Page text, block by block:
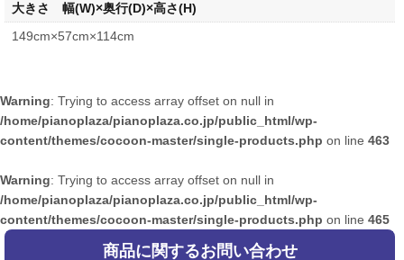
大きさ 幅(W)×奥行(D)×高さ(H)
149cm×57cm×114cm
Warning: Trying to access array offset on null in
/home/pianoplaza/pianoplaza.co.jp/public_html/wp-
content/themes/cocoon-master/single-products.php on line 463
Warning: Trying to access array offset on null in
/home/pianoplaza/pianoplaza.co.jp/public_html/wp-
content/themes/cocoon-master/single-products.php on line 465
商品に関するお問い合わせ